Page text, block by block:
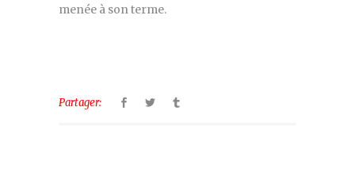
menée à son terme.
Partager: